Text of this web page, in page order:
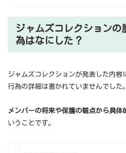
ジャムズコレクションの
為はなにした？
ジャムズコレクションが発表した内容
行為の詳細は書かれていませんでした。
メンバーの将来や保護の観点から具体
いうことです。